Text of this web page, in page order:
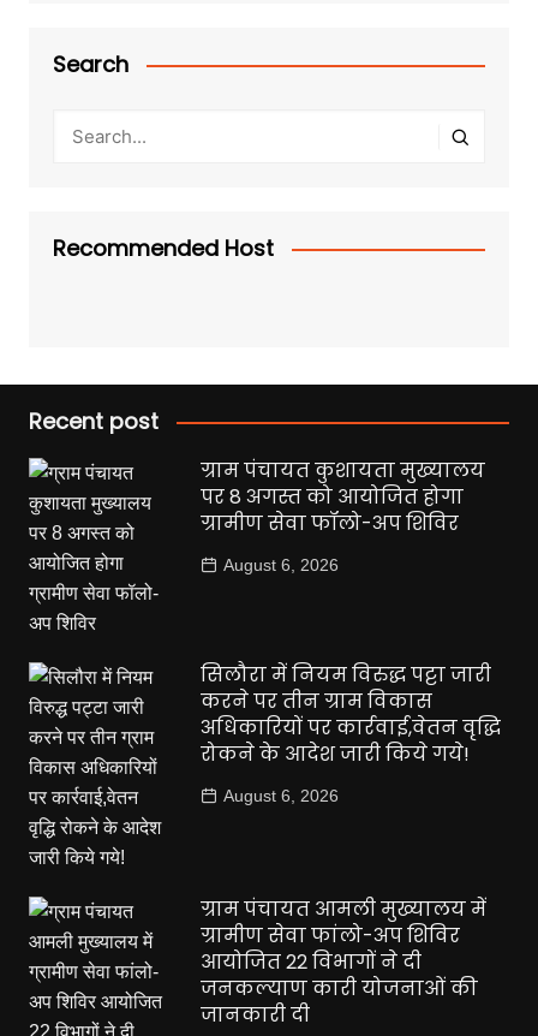
Search
Recommended Host
Recent post
ग्राम पंचायत कुशायता मुख्यालय
पर 8 अगस्त को आयोजित होगा
ग्रामीण सेवा फॉलो-अप शिविर
August 6, 2026
सिलौरा में नियम विरुद्ध पट्टा जारी
करने पर तीन ग्राम विकास
अधिकारियों पर कार्रवाई,वेतन वृद्धि
रोकने के आदेश जारी किये गये!
August 6, 2026
ग्राम पंचायत आमली मुख्यालय में
ग्रामीण सेवा फांलो-अप शिविर
आयोजित 22 विभागों ने दी
जनकल्याण कारी योजनाओं की
जानकारी दी